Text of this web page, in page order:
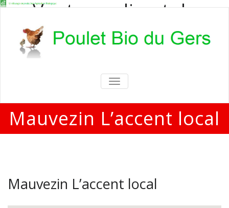
Vente en direct de
poulets bio
Vente en direct de poulets bio aux
particuliers et professionnels
TOGGLE
NAVIGATION
Mauvezin L’accent local
Mauvezin L’accent local